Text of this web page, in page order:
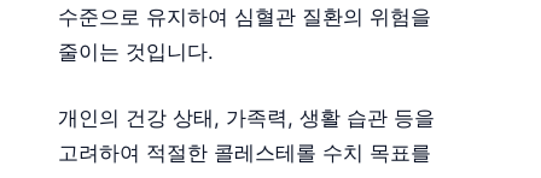
수준으로 유지하여 심혈관 질환의 위험을
줄이는 것입니다.
개인의 건강 상태, 가족력, 생활 습관 등을
고려하여 적절한 콜레스테롤 수치 목표를